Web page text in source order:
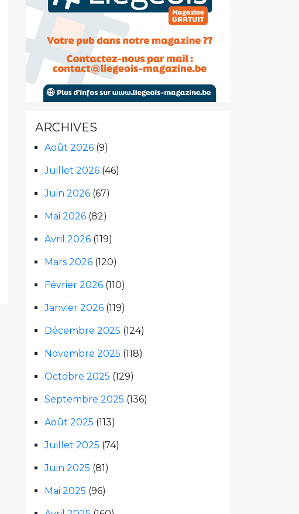
ARCHIVES
Août 2026 (9)
Juillet 2026 (46)
Juin 2026 (67)
Mai 2026 (82)
Avril 2026 (119)
Mars 2026 (120)
Février 2026 (110)
Janvier 2026 (119)
Décembre 2025 (124)
Novembre 2025 (118)
Octobre 2025 (129)
Septembre 2025 (136)
Août 2025 (113)
Juillet 2025 (74)
Juin 2025 (81)
Mai 2025 (96)